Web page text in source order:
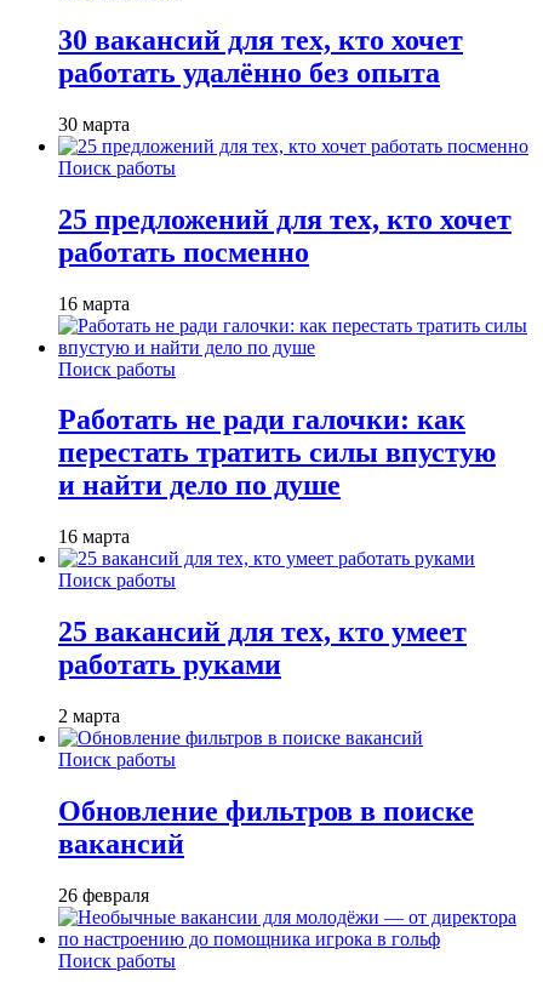
30 вакансий для тех, кто хочет
работать удалённо без опыта
30 марта
Поиск работы
25 предложений для тех, кто хочет
работать посменно
16 марта
Поиск работы
Работать не ради галочки: как
перестать тратить силы впустую
и найти дело по душе
16 марта
Поиск работы
25 вакансий для тех, кто умеет
работать руками
2 марта
Поиск работы
Обновление фильтров в поиске
вакансий
26 февраля
Поиск работы